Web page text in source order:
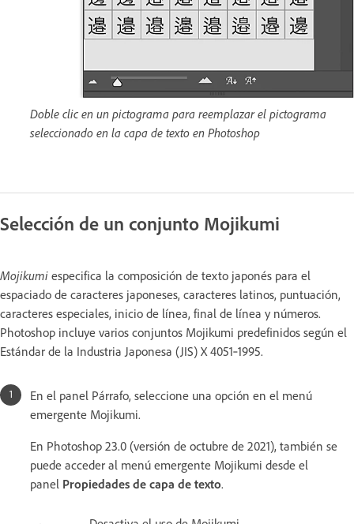
Doble clic en un pictograma para reemplazar el pictograma
seleccionado en la capa de texto en Photoshop
Selección de un conjunto Mojikumi
Mojikumi especifica la composición de texto japonés para el
espaciado de caracteres japoneses, caracteres latinos, puntuación,
caracteres especiales, inicio de línea, final de línea y números.
Photoshop incluye varios conjuntos Mojikumi predefinidos según el
Estándar de la Industria Japonesa (JIS) X 4051‑1995.
En el panel Párrafo, seleccione una opción en el menú
emergente Mojikumi.
En Photoshop 23.0 (versión de octubre de 2021), también se
puede acceder al menú emergente Mojikumi desde el
panel Propiedades de capa de texto.